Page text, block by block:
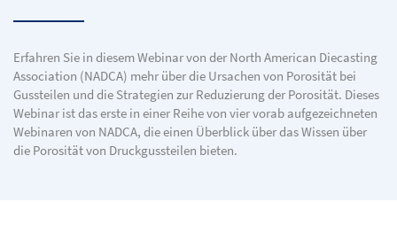
Erfahren Sie in diesem Webinar von der North American Diecasting
Association (NADCA) mehr über die Ursachen von Porosität bei
Gussteilen und die Strategien zur Reduzierung der Porosität. Dieses
Webinar ist das erste in einer Reihe von vier vorab aufgezeichneten
Webinaren von NADCA, die einen Überblick über das Wissen über
die Porosität von Druckgussteilen bieten.